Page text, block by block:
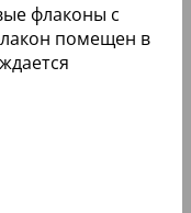
флаконы с
помещен в